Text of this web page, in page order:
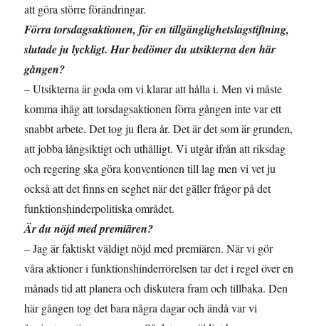
att göra större förändringar.
Förra torsdagsaktionen, för en tillgänglighetslagstiftning,
slutade ju lyckligt. Hur bedömer du utsikterna den här
gången?
– Utsikterna är goda om vi klarar att hålla i. Men vi måste
komma ihåg att torsdagsaktionen förra gången inte var ett
snabbt arbete. Det tog ju flera år. Det är det som är grunden,
att jobba långsiktigt och uthålligt. Vi utgår ifrån att riksdag
och regering ska göra konventionen till lag men vi vet ju
också att det finns en seghet när det gäller frågor på det
funktionshinderpolitiska området.
Är du nöjd med premiären?
– Jag är faktiskt väldigt nöjd med premiären. När vi gör
våra aktioner i funktionshinderrörelsen tar det i regel över en
månads tid att planera och diskutera fram och tillbaka. Den
här gången tog det bara några dagar och ändå var vi